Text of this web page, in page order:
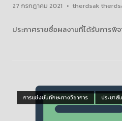
27 กรกฎาคม 2021 therdsak
ประกาศรายชื่อผลงานที่ได้รับการพิจ
การแข่งขันทักษะทางวิชาการ ประชาสั